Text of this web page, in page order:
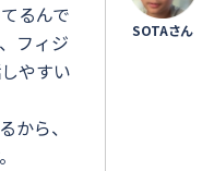
るんで
フィジ
やすい
から、